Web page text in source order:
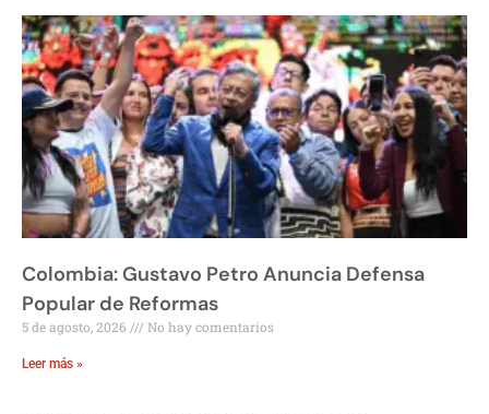
Colombia: Gustavo Petro Anuncia Defensa
Popular de Reformas
5 de agosto, 2026 No hay comentarios
Leer más »